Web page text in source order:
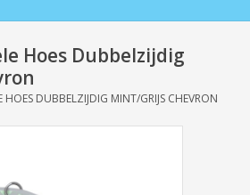
Hoes Dubbelzijdig
HOES DUBBELZIJDIG MINT/GRIJS CHEVRON